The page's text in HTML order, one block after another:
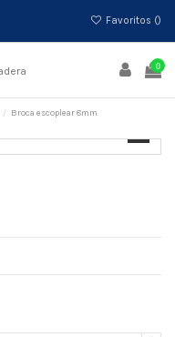
Favoritos ()
0
Broca escoplear 8mm